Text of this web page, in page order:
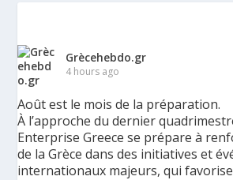
Grècehebdo.gr
4 hours ago
Août est le mois de la préparation.
À l’approche du dernier
Enterprise Greece se prépare à
de la Grèce dans des initiatives et
internationaux majeurs, qui